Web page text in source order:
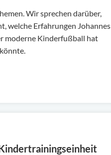
Wir sprechen darüber,
welche Erfahrungen Johannes
moderne Kinderfußball hat